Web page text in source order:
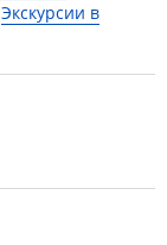
Экскурсии в